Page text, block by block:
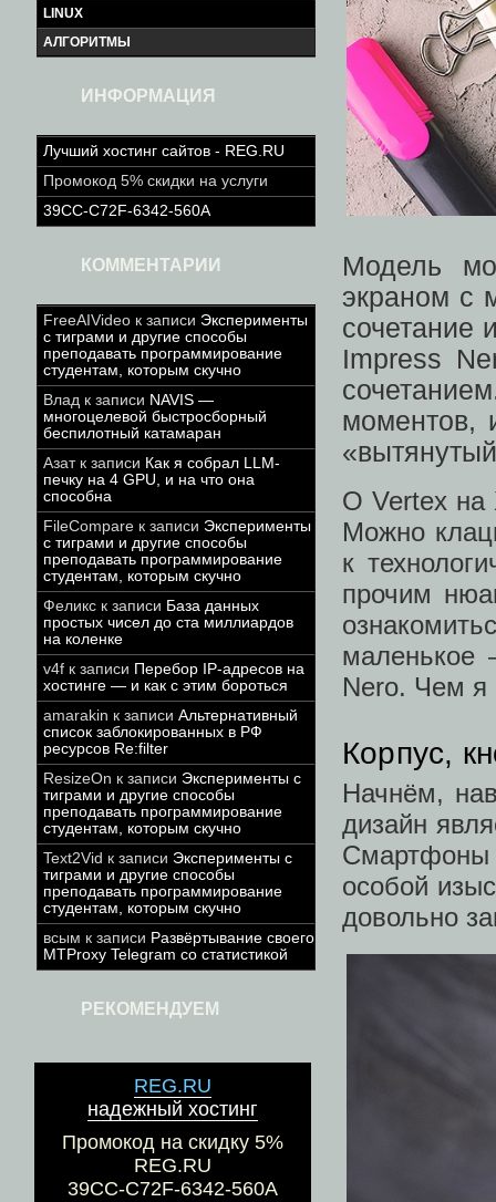
LINUX
АЛГОРИТМЫ
ИНФОРМАЦИЯ
Лучший хостинг сайтов - REG.RU
Промокод 5% скидки на услуги
39CC-C72F-6342-560A
КОММЕНТАРИИ
FreeAIVideo к записи Эксперименты
с тиграми и другие способы
преподавать программирование
студентам, которым скучно
Влад к записи NAVIS —
многоцелевой быстросборный
беспилотный катамаран
Азатк записи Как я собрал LLM-
печку на 4 GPU, и на что она
способна
FileCompare к записи Эксперименты
с тиграми и другие способы
преподавать программирование
студентам, которым скучно
Феликс к записи База данных
простых чисел до ста миллиардов
на коленке
v4f к записи Перебор IP-адресов на
хостинге — и как с этим бороться
amarakin к записи Альтернативный
список заблокированных в РФ
ресурсов Re:filter
ResizeOn к записи Эксперименты с
тиграми и другие способы
преподавать программирование
студентам, которым скучно
Text2Vid к записи Эксперименты с
тиграми и другие способы
преподавать программирование
студентам, которым скучно
всым к записи Развёртывание своего
MTProxy Telegram со статистикой
РЕКОМЕНДУЕМ
REG.RU
надежный хостинг
Промокод на скидку 5%
REG.RU
39CC-C72F-6342-560A
Модель
экраном с
сочетание
Impress
моментов,
О Vertex
Можно
к
прочим
маленькое
Nero. Чем я
Корпус,
Начнём,
дизайн
Смартфоны
особой
довольно